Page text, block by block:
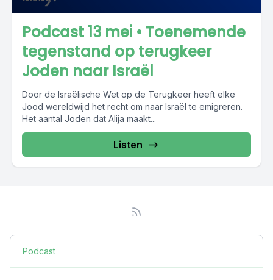
Podcast 13 mei • Toenemende
tegenstand op terugkeer
Joden naar Israël
Door de Israëlische Wet op de Terugkeer heeft elke
Jood wereldwijd het recht om naar Israël te emigreren.
Het aantal Joden dat Alija maakt...
Listen
Podcast